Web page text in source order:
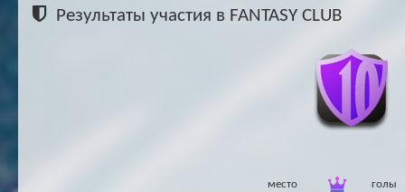
Результаты участия в FANTASY CLUB
место голы